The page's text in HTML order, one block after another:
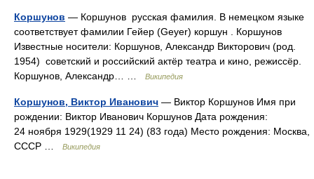
Коршунов — Коршунов русская фамилия. В немецком языке
соответствует фамилии Гейер (Geyer) коршун . Коршунов
Известные носители: Коршунов, Александр Викторович (род.
1954) советский и российский актёр театра и кино, режиссёр.
Коршунов, Александр… …
Википедия
Коршунов, Виктор Иванович — Виктор Коршунов Имя при
рождении: Виктор Иванович Коршунов Дата рождения:
24 ноября 1929(1929 11 24) (83 года) Место рождения: Москва,
СССР …
Википедия